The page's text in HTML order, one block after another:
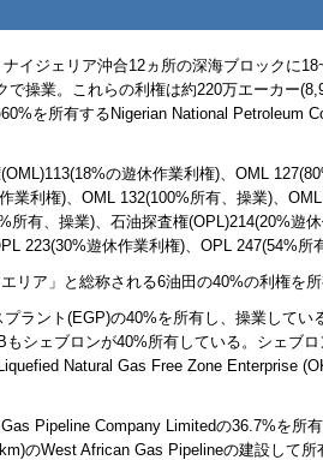
イジェリア沖合12ヵ所の深海ブロックに
で操業。これらの利権は約220万エーカー
を所有する Nigerian National Petroleum
OML)113(18%の遊休作業利権)、 OML
業利権)、 OML 132(100%所有、操業)、 OML
所有、操業)、石油探査権(OPL)214(20%遊休
223(30%遊休作業利権)、 OPL 247(54%所
リア」と総称される6油田の40%の利権を所
プラント(EGP)の40%を所有し、操業してい
もシェブロンが40%所有している。シェブロ
Natural Gas Free Zone Enterprise
Pipeline Company Limitedの36.7%を所
のWest African Gas Pipelineの建設して所